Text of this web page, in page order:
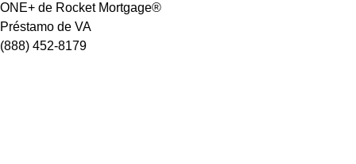
ONE+ de Rocket Mortgage®
Préstamo de VA
(888) 452-8179